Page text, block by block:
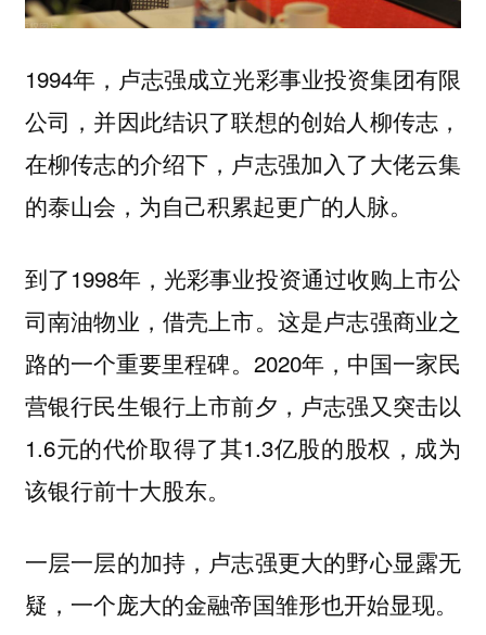
1994年，卢志强成立光彩事业投资集团有限
公司，并因此结识了联想的创始人柳传志，
在柳传志的介绍下，卢志强加入了大佬云集
的泰山会，为自己积累起更广的人脉。
到了1998年，光彩事业投资通过收购上市公
司南油物业，借壳上市。这是卢志强商业之
路的一个重要里程碑。2020年，中国一家民
营银行民生银行上市前夕，卢志强又突击以
1.6元的代价取得了其1.3亿股的股权，成为
该银行前十大股东。
一层一层的加持，卢志强更大的野心显露无
疑，一个庞大的金融帝国雏形也开始显现。